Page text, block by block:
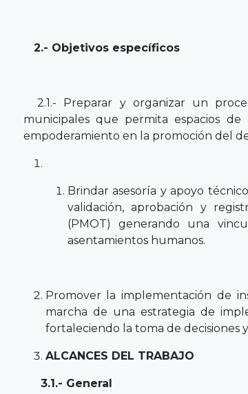
2.- Objetivos específicos
2.1.- Preparar y organizar un
municipales que permita espacios
empoderamiento en la promoción del
Brindar asesoría y apoyo
validación, aprobación y
(PMOT) generando una
asentamientos humanos.
Promover la implementación de
marcha de una estrategia de
fortaleciendo la toma de decisiones
ALCANCES DEL TRABAJO
3.1.- General